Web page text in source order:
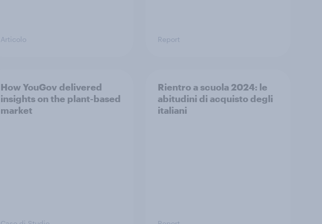
Articolo Report
How YouGov delivered
insights on the plant-based
market
Rientro a scuola 2024: le
abitudini di acquisto degli
italiani